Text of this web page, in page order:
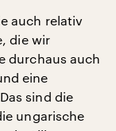
auch relativ
die wir
durchaus auch
eine
sind die
ungarische